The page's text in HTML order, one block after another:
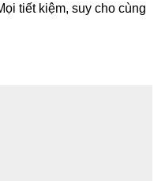
tiết kiệm, suy cho cùng